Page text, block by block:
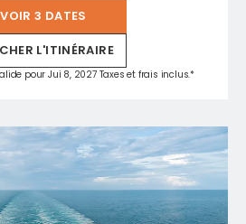
VOIR 3 DATES
L'ITINÉRAIRE
pour Jui 8, 2027 Taxes et frais inclus.*